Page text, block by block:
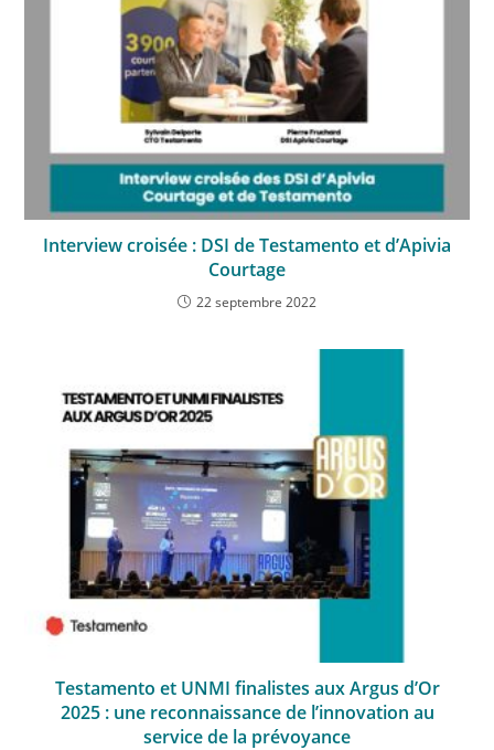
Interview croisée : DSI de Testamento et d’Apivia
Courtage
22 septembre 2022
Testamento et UNMI finalistes aux Argus d’Or
2025 : une reconnaissance de l’innovation au
service de la prévoyance